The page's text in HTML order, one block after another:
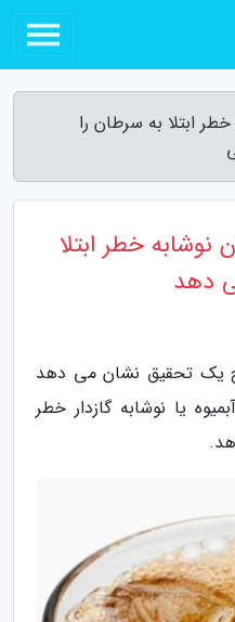
ابتلا به سرطان را
نوشابه خطر ابتلا
دهد
یک تحقیق نشان می دهد
یا نوشابه گازدار خطر